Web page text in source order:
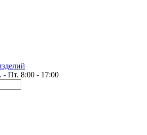
- Пт. 8:00 - 17:00